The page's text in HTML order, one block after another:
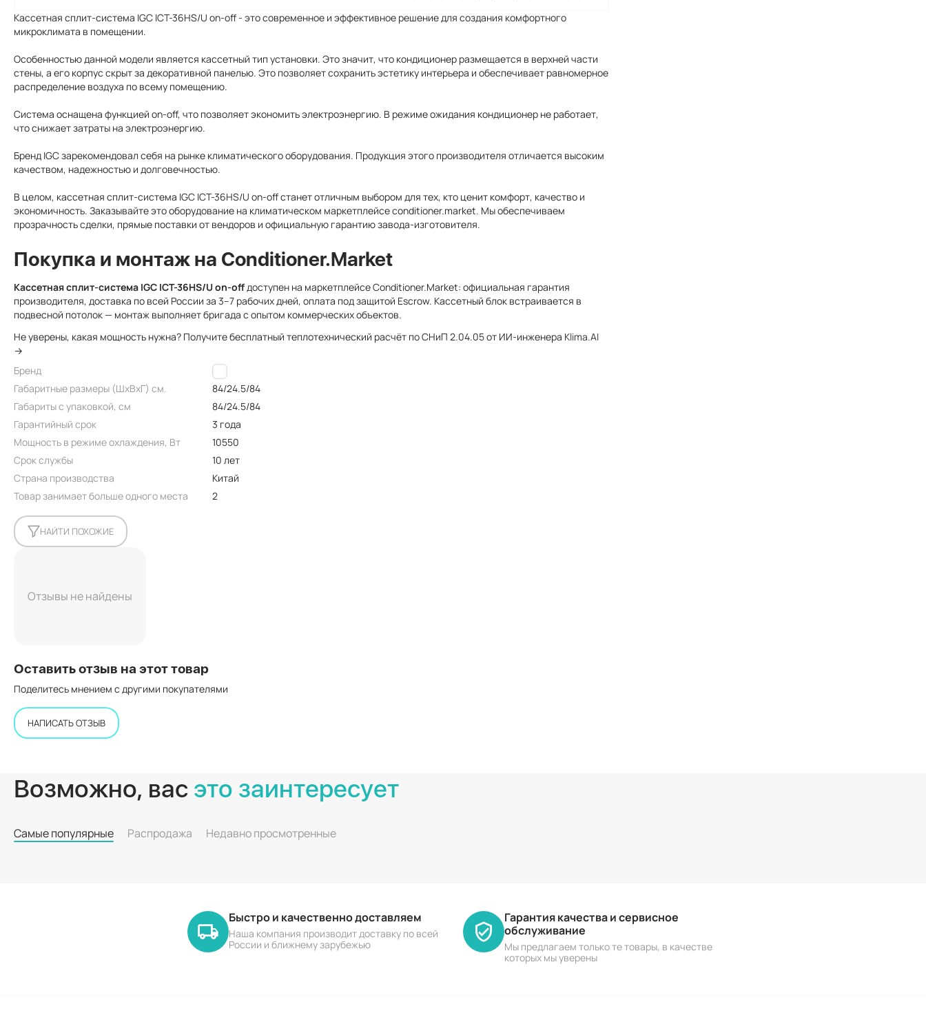
Кассетная сплит-система IGC ICT-36HS/U on-off - это современное и эффективное решение для создания комфортного
микроклимата в помещении.
Особенностью данной модели является кассетный тип установки. Это значит, что кондиционер размещается в верхней части
стены, а его корпус скрыт за декоративной панелью. Это позволяет сохранить эстетику интерьера и обеспечивает равномерное
распределение воздуха по всему помещению.
Система оснащена функцией on-off, что позволяет экономить электроэнергию. В режиме ожидания кондиционер не работает,
что снижает затраты на электроэнергию.
Бренд IGC зарекомендовал себя на рынке климатического оборудования. Продукция этого производителя отличается высоким
качеством, надежностью и долговечностью.
В целом, кассетная сплит-система IGC ICT-36HS/U on-off станет отличным выбором для тех, кто ценит комфорт, качество и
экономичность. Заказывайте это оборудование на климатическом маркетплейсе conditioner.market. Мы обеспечиваем
прозрачность сделки, прямые поставки от вендоров и официальную гарантию завода-изготовителя.
Покупка и монтаж на Conditioner.Market
Кассетная сплит-система IGC ICT-36HS/U on-offдоступен на маркетплейсе Conditioner.Market: официальная гарантия
производителя, доставка по всей России за 3–7 рабочих дней, оплата под защитой Escrow. Кассетный блок встраивается в
подвесной потолок — монтаж выполняет бригада с опытом коммерческих объектов.
Не уверены, какая мощность нужна? Получите бесплатный теплотехнический расчёт по СНиП 2.04.05 от ИИ-инженера Klima.AI
→
Бренд
IGC
Габаритные размеры (ШxВxГ) см.
84/24.5/84
Габариты с упаковкой, см
84/24.5/84
Гарантийный срок
3 года
Мощность в режиме охлаждения, Вт
10550
Срок службы
10 лет
Страна производства
Китай
Товар занимает больше одного места
2
НАЙТИ ПОХОЖИЕ
Отзывы не найдены
Оставить отзыв на этот товар
Поделитесь мнением с другими покупателями
НАПИСАТЬ ОТЗЫВ
Возможно, вас это заинтересует
Самые популярные Распродажа Недавно просмотренные
Быстро и качественно доставляем
Наша компания производит доставку по всей
России и ближнему зарубежью
Гарантия качества и сервисное
обслуживание
Мы предлагаем только те товары, в качестве
которых мы уверены